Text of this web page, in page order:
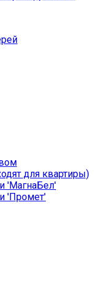
для квартиры)
'МагнаБел'
'Промет'